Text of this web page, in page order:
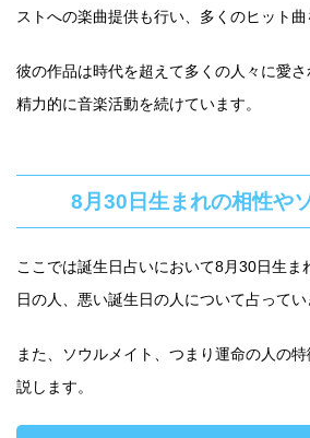
ストへの楽曲提供も行い、多くのヒット曲
彼の作品は時代を超えて多くの人々に愛
精力的に音楽活動を続けています。
8月30日生まれの相性や
ここでは誕生日占いにおいて8月30日生ま
日の人、悪い誕生日の人について占ってい
また、ソウルメイト、つまり運命の人の
説します。